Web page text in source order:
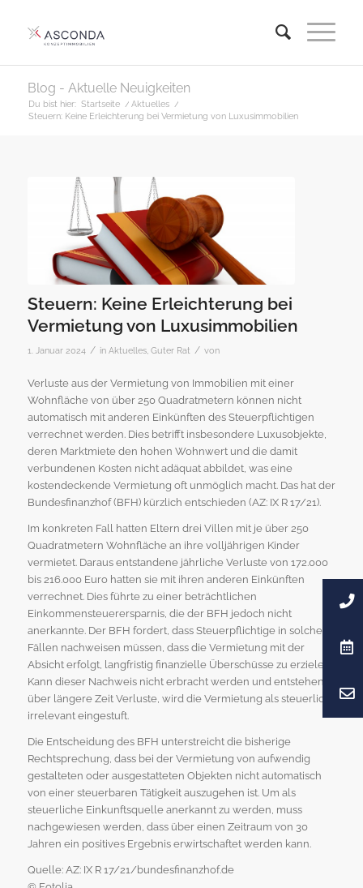
Blog - Aktuelle Neuigkeiten
Du bist hier: Startseite / Aktuelles /
Steuern: Keine Erleichterung bei Vermietung von Luxusimmobilien
Steuern: Keine Erleichterung bei
Vermietung von Luxusimmobilien
1. Januar 2024 / in Aktuelles, Guter Rat / von
Verluste aus der Vermietung von Immobilien mit einer
Wohnfläche von über 250 Quadratmetern können nicht
automatisch mit anderen Einkünften des Steuerpflichtigen
verrechnet werden. Dies betrifft insbesondere Luxusobjekte,
deren Marktmiete den hohen Wohnwert und die damit
verbundenen Kosten nicht adäquat abbildet, was eine
kostendeckende Vermietung oft unmöglich macht. Das hat der
Bundesfinanzhof (BFH) kürzlich entschieden (AZ: IX R 17/21).
Im konkreten Fall hatten Eltern drei Villen mit je über 250
Quadratmetern Wohnfläche an ihre volljährigen Kinder
vermietet. Daraus entstandene jährliche Verluste von 172.000
bis 216.000 Euro hatten sie mit ihren anderen Einkünften
verrechnet. Dies führte zu einer beträchtlichen
Einkommensteuerersparnis, die der BFH jedoch nicht
anerkannte. Der BFH fordert, dass Steuerpflichtige in solchen
Fällen nachweisen müssen, dass die Vermietung mit der
Absicht erfolgt, langfristig finanzielle Überschüsse zu erzielen.
Kann dieser Nachweis nicht erbracht werden und entstehen
über längere Zeit Verluste, wird die Vermietung als steuerlich
irrelevant eingestuft.
Die Entscheidung des BFH unterstreicht die bisherige
Rechtsprechung, dass bei der Vermietung von aufwendig
gestalteten oder ausgestatteten Objekten nicht automatisch
von einer steuerbaren Tätigkeit auszugehen ist. Um als
steuerliche Einkunftsquelle anerkannt zu werden, muss
nachgewiesen werden, dass über einen Zeitraum von 30
Jahren ein positives Ergebnis erwirtschaftet werden kann.
Quelle: AZ: IX R 17/21/bundesfinanzhof.de